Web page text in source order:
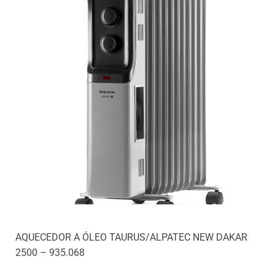
AQUECEDOR A ÓLEO TAURUS/ALPATEC NEW DAKAR
2500 – 935.068